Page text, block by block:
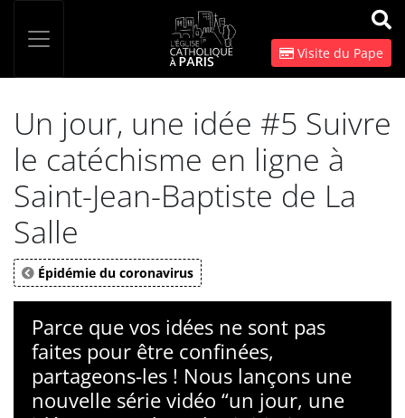
OK
Visite du Pape
Un jour, une idée #5 Suivre
le catéchisme en ligne à
Saint-Jean-Baptiste de La
Salle
Épidémie du coronavirus
Parce que vos idées ne sont pas
faites pour être confinées,
partageons-les ! Nous lançons une
nouvelle série vidéo “un jour, une
Panneau de gestion des cookies